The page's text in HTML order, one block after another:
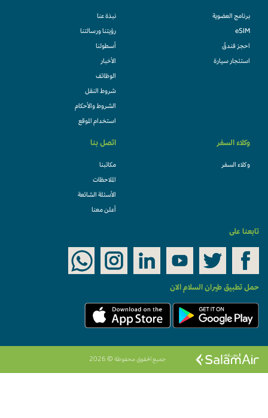
برنامج العضوية
eSIM
احجز فندقً
استئجار سيارة
نبذة عنا
رؤيتنا ورسالتنا
أسطولنا
الأخبار
الوظائف
شروط النقل
الشروط والأحكام
استخدام الموقع
وكلاء السفر
وكلاء السفر
اتصل بنا
مكاتبنا
الملاحظات
الأسئلة الشائعة
أعلن معنا
تابعنا على
حمل تطبيق طيران السلام الان
جميع الحقوق محفوظة © 2026